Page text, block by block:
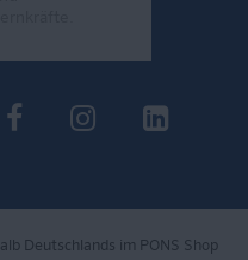
PONS beiPONS bei
Deutschlands im PONS Shop